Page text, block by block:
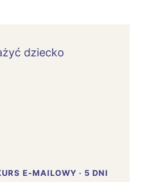
E-MAILOWY · 5 DNI